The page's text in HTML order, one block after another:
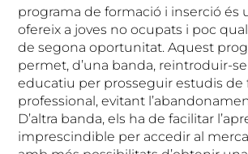
programa de formació i inserció és
ofereix a joves no ocupats i poc
de segona oportunitat. Aquest
permet, d’una banda, reintroduir-
educatiu per prosseguir estudis de
professional, evitant
D’altra banda, els ha de facilitar
imprescindible per accedir al